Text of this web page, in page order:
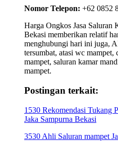
Nomor Telepon: +62 0852
Harga Ongkos Jasa Saluran
Bekasi memberikan relatif
menghubungi hari ini juga,
tersumbat, atasi wc mampet,
mampet, saluran kamar
mampet.
Postingan terkait:
1530 Rekomendasi Tukang
Jaka Sampurna Bekasi
3530 Ahli Saluran mampet